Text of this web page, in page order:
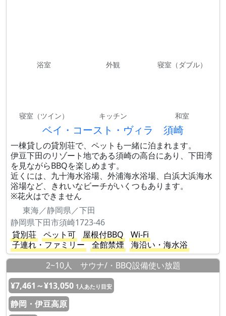
浴室 外観 寝室（ダブル）
寝室（ツイン） キッチン 和室
ベイ・コースト・ヴィラ 須崎
一棟貸しの貸別荘で、ペットも一緒に泊まれます。
伊豆下田のリゾート地である須崎の高台にあり、下田湾
を見ながらBBQを楽しめます。
近くには、九十海水浴場、外浦海水浴場、白浜大浜海水
浴場など、きれいなビーチがいくつもあります。
※花火はできません
東海／静岡県／下田
静岡県下田市須崎1723-46
貸別荘
ペット可 屋根付BBQ
Wi-Fi
子連れ・ファミリー
全館禁煙
海沿い・海水浴
2~10人 サウナ/・BBQ設備使い放題
¥7,461～¥13,050 1人あたり目安
静岡・伊豆高原